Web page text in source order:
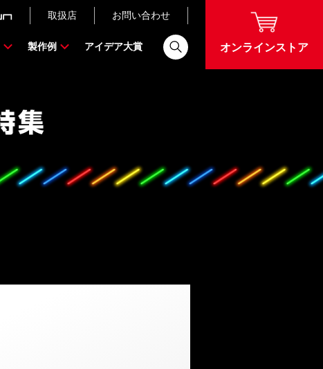
取扱店 お問い合わせ
製作例 アイデア大賞 オンラインストア